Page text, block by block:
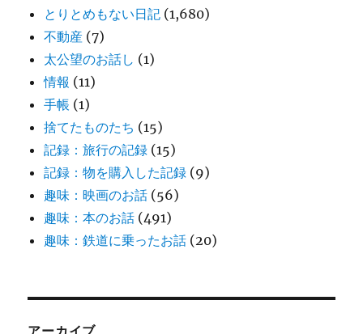
とりとめもない日記 (1,680)
不動産 (7)
太公望のお話し (1)
情報 (11)
手帳 (1)
捨てたものたち (15)
記録：旅行の記録 (15)
記録：物を購入した記録 (9)
趣味：映画のお話 (56)
趣味：本のお話 (491)
趣味：鉄道に乗ったお話 (20)